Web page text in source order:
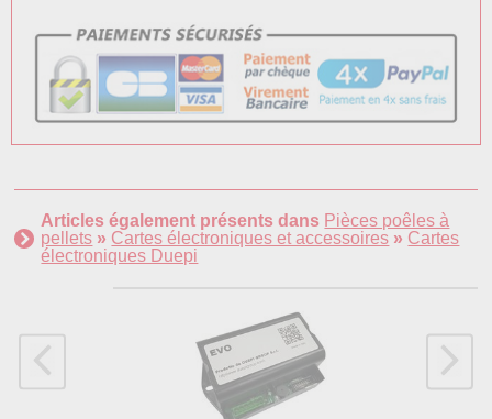
Articles également présents dans Pièces poêles à
pellets » Cartes électroniques et accessoires » Cartes
électroniques Duepi